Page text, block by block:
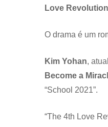
Love Revolution
O drama é um
Kim Yohan,
Become a
“School 2021”.
“The 4th Love